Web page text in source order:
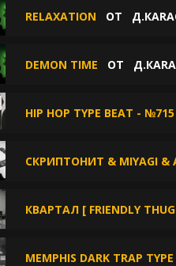
RELAXATION ОТ
DEMON TIME ОТ
HIP HOP TYPE BEAT -
СКРИПТОНИТ & MIYAGI &
КВАРТАЛ [ FRIENDLY
MEMPHIS DARK TRAP